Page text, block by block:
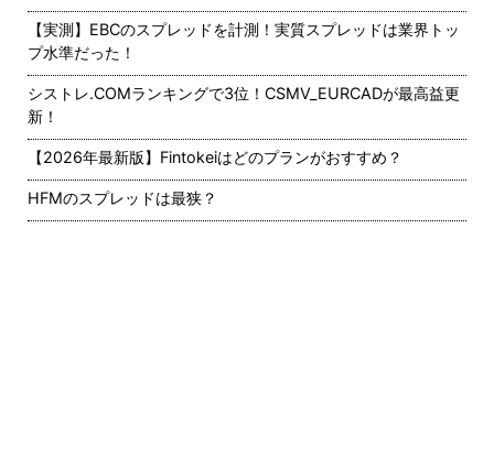
【実測】EBCのスプレッドを計測！実質スプレッドは業界トッ
プ水準だった！
シストレ.COMランキングで3位！CSMV_EURCADが最高益更
新！
【2026年最新版】Fintokeiはどのプランがおすすめ？
HFMのスプレッドは最狭？